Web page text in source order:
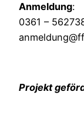
Anmeldung:
0361 –
Projekt